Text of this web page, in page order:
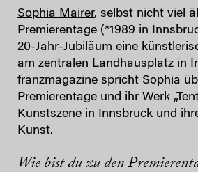
Sophia Mairer, selbst nicht viel
Premierentage (*1989 in
20-Jahr-Jubiläum eine
am zentralen Landhausplatz in
franzmagazine spricht Sophia
Premierentage und ihr Werk
Kunstszene in Innsbruck und
Kunst.
Wie bist du zu den